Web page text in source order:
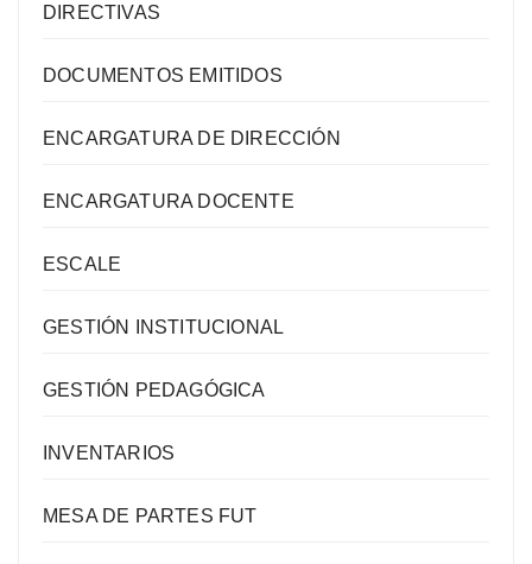
DIRECTIVAS
DOCUMENTOS EMITIDOS
ENCARGATURA DE DIRECCIÓN
ENCARGATURA DOCENTE
ESCALE
GESTIÓN INSTITUCIONAL
GESTIÓN PEDAGÓGICA
INVENTARIOS
MESA DE PARTES FUT